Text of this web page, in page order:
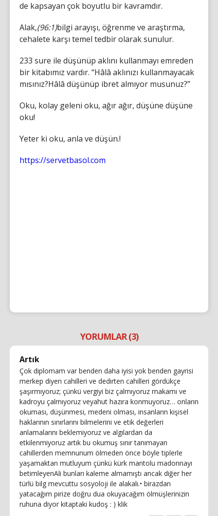
de kapsayan çok boyutlu bir kavramdır.
Alak,(96:1)bilgi arayışı, öğrenme ve araştırma,
cehalete karşı temel tedbir olarak sunulur.
233 sure ile düşünüp aklını kullanmayı emreden
bir kitabımız vardır. “Hâlâ aklınızı kullanmayacak
mısınız?Hâlâ düşünüp ibret almıyor musunuz?”
Oku, kolay geleni oku, ağır ağır, düşüne düşüne
oku!
Yeter ki oku, anla ve düşün.!
https://servetbasol.com
YORUMLAR (3)
Artık
Çok diplomam var benden daha iyisi yok benden gayrisi
merkep diyen cahilleri ve dedirten cahilleri gördükçe
şaşırmıyoruz; çünkü vergiyi biz çalmıyoruz makamı ve
kadroyu çalmıyoruz veyahut hazıra konmuyoruz… onların
okuması, düşünmesi, medeni olması, insanların kişisel
haklarının sınırlarını bilmelerini ve etik değerleri
anlamalarını beklemiyoruz ve algılardan da
etkilenmiyoruz artık bu okumuş sınır tanımayan
cahillerden memnunum ölmeden önce böyle tiplerle
yaşamaktan mutluyum çünkü kürk mantolu madonnayı
betimleyenAli bunları kaleme almamıştı ancak diğer her
türlü bilg mevcuttu sosyoloji ile alakalı.• birazdan
yatacağım pirize doğru dua okuyacağım ölmüşlerinizin
ruhuna diyor kitaptaki kudoş : ) klik